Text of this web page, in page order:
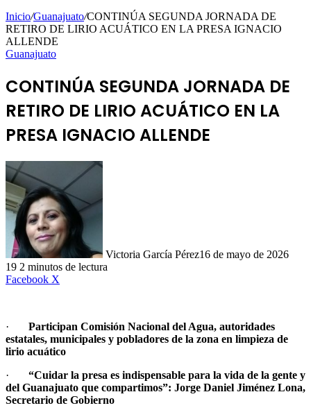
Inicio/Guanajuato/CONTINÚA SEGUNDA JORNADA DE
RETIRO DE LIRIO ACUÁTICO EN LA PRESA IGNACIO
ALLENDE
Guanajuato
CONTINÚA SEGUNDA JORNADA DE
RETIRO DE LIRIO ACUÁTICO EN LA
PRESA IGNACIO ALLENDE
Victoria García Pérez16 de mayo de 2026
19 2 minutos de lectura
Facebook X
· Participan Comisión Nacional del Agua, autoridades
estatales, municipales y pobladores de la zona en limpieza de
lirio acuático
· “Cuidar la presa es indispensable para la vida de la gente y
del Guanajuato que compartimos”: Jorge Daniel Jiménez Lona,
Secretario de Gobierno